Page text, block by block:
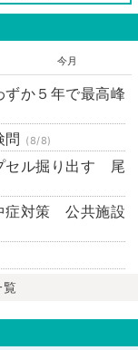
今月
か５年で最高峰
問 (8/8)
セル掘り出す 尾
症対策 公共施設
覧